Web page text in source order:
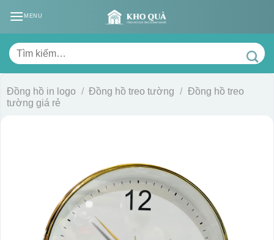
MENU
Tìm
kiếm:
Đồng hồ in logo / Đồng hồ treo tường / Đồng hồ treo
tường giá rẻ